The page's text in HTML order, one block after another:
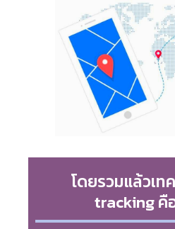
โดยรวมแล้วเท
tracking คื